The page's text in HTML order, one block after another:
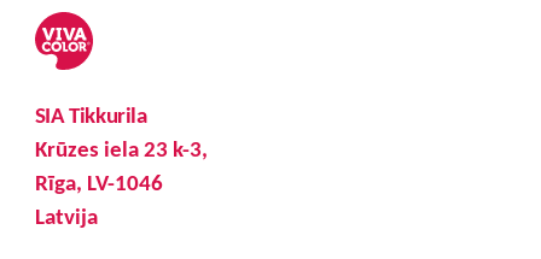
SIA Tikkurila
Krūzes iela 23 k-3,
Rīga, LV-1046
Latvija